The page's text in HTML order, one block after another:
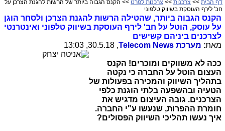
דף הבית >> צרכנות >> צרכנות לפרט >> הקנס הגבוה ביותר של הרשות להגנת הצרכן על
חב' לירף העוסקת בשיווק טלפוני
הקנס הגבוה ביותר, שהטילה הרשות להגנת הצרכן ולסחר הוגן
על עוסק, הוטל על חב' לירף העוסקת בשיווק טלפוני ואינטרנטי
לצרכנים ביניהם קשישים
מאת: מערכת Telecom News
, 30.5.18, 13:03
ככה לא משווקים ומוכרים! הקנס
העצום הוטל על החברה כי נקטה
בתהליך השיווק והמכירה בפעולות של
הטעיה ובהשפעה בלתי הוגנת כלפי
הצרכנים. גובה העיצום מדגיש את
חומרת ההפרות, שנעשו ע"י החברה.
איך נעשו תהליכי השיווק הפסולים?